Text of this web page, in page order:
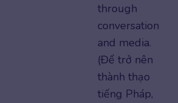
through
conversation
and media.
(Để trở nên
thành thạo
tiếng Pháp,